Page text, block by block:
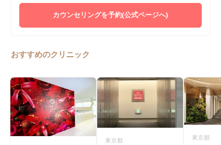
カウンセリングを予約(公式ページへ)
おすすめのクリニック
東京都 東京都